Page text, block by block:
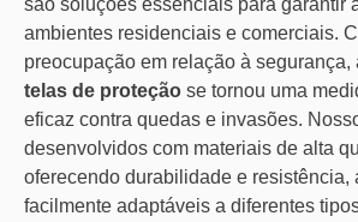
ambientes residenciais e comerciais.
preocupação em relação à segurança,
telas de proteção se tornou uma
eficaz contra quedas e invasões.
desenvolvidos com materiais de alta
oferecendo durabilidade e resistência,
facilmente adaptáveis a diferentes